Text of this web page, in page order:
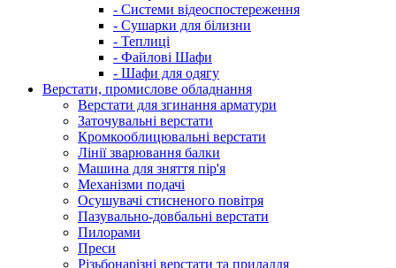
- Системи відеоспостереження
- Сушарки для білизни
- Теплиці
- Файлові Шафи
- Шафи для одягу
Верстати, промислове обладнання
Верстати для згинання арматури
Заточувальні верстати
Кромкооблицювальні верстати
Лінії зварювання балки
Машина для зняття пір'я
Механізми подачі
Осушувачі стисненого повітря
Пазувально-довбальні верстати
Пилорами
Преси
Різьбонарізні верстати та приладдя